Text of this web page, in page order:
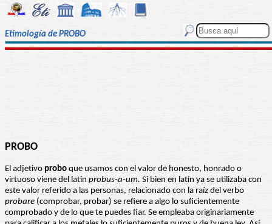
Etimología de PROBO
PROBO
El adjetivo probo que usamos con el valor de honesto, honrado o
virtuoso viene del latín probus-a-um. Si bien en latín ya se utilizaba con
este valor referido a las personas, relacionado con la raíz del verbo
probare (comprobar, probar) se refiere a algo lo suficientemente
comprobado y de lo que te puedes fiar. Se empleaba originariamente